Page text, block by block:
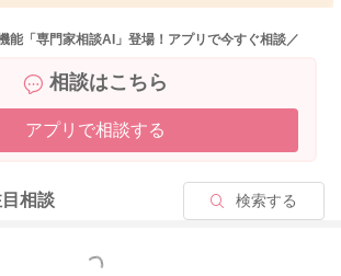
ますよね。まだ上手く寝付けない時期です
にグズグズしてしまうのはある程度仕方が
ばうまく眠れるのか、お子さんご自身が習
と、次第にスムーズに寝られるようになっ
様々な寝かしつけの方法があり、どれが正
法を見つけていただくといいかと思いま
くれるのに、置いてしまうと起きてしまう
っこされたりして安心していると再度深い
能「専門家相談AI」登場！アプリで今すぐ相談／
相談はこちら
アプリで相談する
相談 検索する
もっと見る